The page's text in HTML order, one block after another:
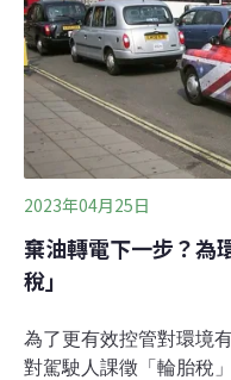
常來自砂石、採礦、水
產業。環保署在2009年
物空氣污染防制設備管
今（2023）年1月提出
法，要求業者、公家單
施。環保署表示，「物料
2023年04月25日
棄油轉電下一步？為
稅」
為了更有效控管對環境
對駕駛人課徵「輪胎稅